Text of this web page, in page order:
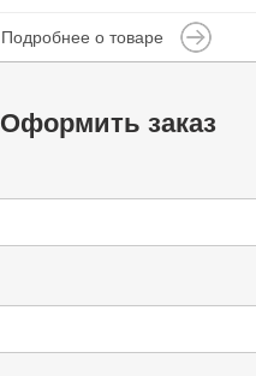
Оформить заказ
Подробнее о товаре